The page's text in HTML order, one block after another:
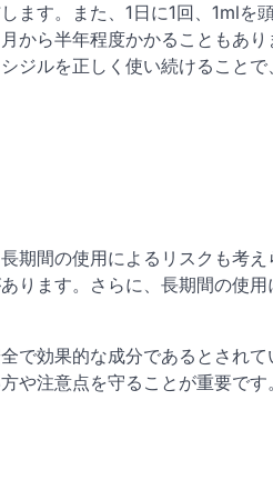
す。また、1日に1回、1mlを
から半年程度かかることもあ
ジルを正しく使い続けること
期間の使用によるリスクも考
ります。さらに、長期間の使
で効果的な成分であるとされ
や注意点を守ることが重要で